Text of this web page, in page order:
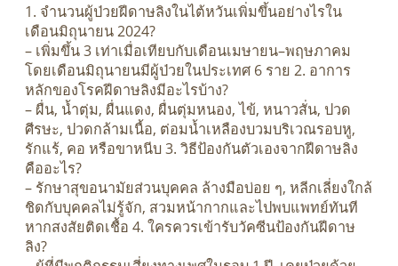
1. จำนวนผู้ป่วยฝีดาษลิงในไต้หวันเพิ่มขึ้นอย่างไรใน
เดือนมิถุนายน 2024?
– เพิ่มขึ้น 3 เท่าเมื่อเทียบกับเดือนเมษายน–พฤษภาคม
โดยเดือนมิถุนายนมีผู้ป่วยในประเทศ 6 ราย 2. อาการ
หลักของโรคฝีดาษลิงมีอะไรบ้าง?
– ผื่น, น้ำตุ่ม, ผื่นแดง, ผื่นตุ่มหนอง, ไข้, หนาวสั่น, ปวด
ศีรษะ, ปวดกล้ามเนื้อ, ต่อมน้ำเหลืองบวมบริเวณรอบหู,
รักแร้, คอ หรือขาหนีบ 3. วิธีป้องกันตัวเองจากฝีดาษลิง
คืออะไร?
– รักษาสุขอนามัยส่วนบุคคล ล้างมือบ่อย ๆ, หลีกเลี่ยงใกล้
ชิดกับบุคคลไม่รู้จัก, สวมหน้ากากและไปพบแพทย์ทันที
หากสงสัยติดเชื้อ 4. ใครควรเข้ารับวัคซีนป้องกันฝีดาษ
ลิง?